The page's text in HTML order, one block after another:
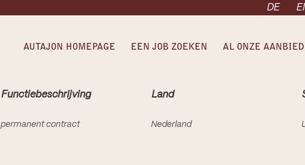
DE
AUTAJON HOMEPAGE EEN JOB ZOEKEN AL ONZE
Functiebeschrijving Land
permanent contract Nederland